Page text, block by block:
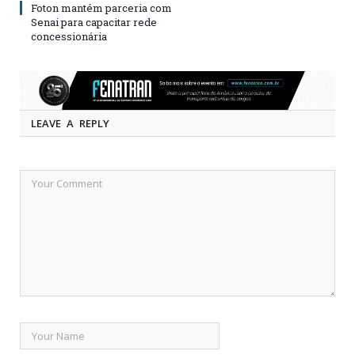
Foton mantém parceria com
Senai para capacitar rede
concessionária
LEAVE A REPLY